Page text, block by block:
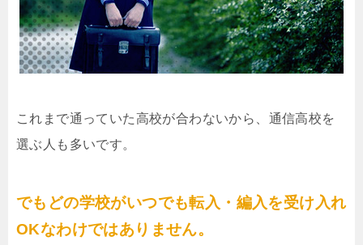
これまで通っていた高校が合わないから、通信高校を
選ぶ人も多いです。
でもどの学校がいつでも転入・編入を受け入れ
OKなわけではありません。